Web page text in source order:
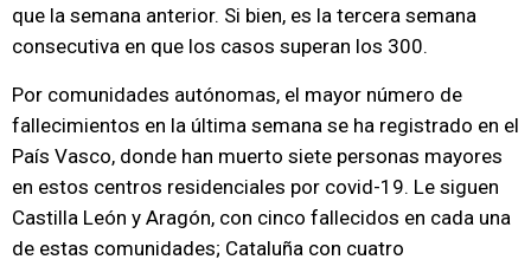
que la semana anterior. Si bien, es la tercera semana
consecutiva en que los casos superan los 300.
Por comunidades autónomas, el mayor número de
fallecimientos en la última semana se ha registrado en el
País Vasco, donde han muerto siete personas mayores
en estos centros residenciales por covid-19. Le siguen
Castilla León y Aragón, con cinco fallecidos en cada una
de estas comunidades; Cataluña con cuatro